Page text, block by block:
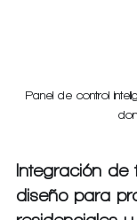
Panel de control
Integración de
diseño para